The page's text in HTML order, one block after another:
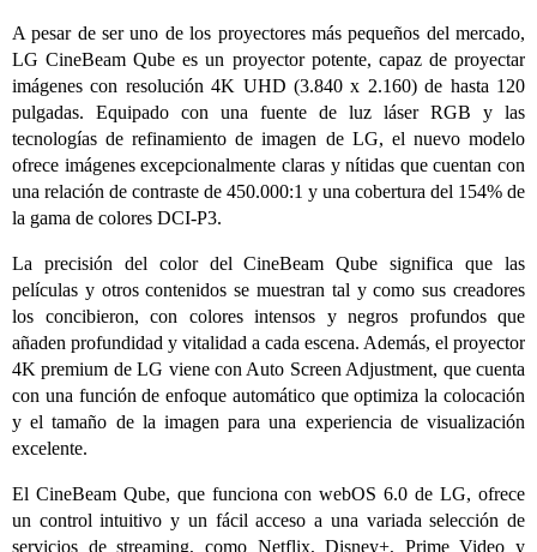
A pesar de ser uno de los proyectores más pequeños del mercado,
LG CineBeam Qube es un proyector potente, capaz de proyectar
imágenes con resolución 4K UHD (3.840 x 2.160) de hasta 120
pulgadas. Equipado con una fuente de luz láser RGB y las
tecnologías de refinamiento de imagen de LG, el nuevo modelo
ofrece imágenes excepcionalmente claras y nítidas que cuentan con
una relación de contraste de 450.000:1 y una cobertura del 154% de
la gama de colores DCI-P3.
La precisión del color del CineBeam Qube significa que las
películas y otros contenidos se muestran tal y como sus creadores
los concibieron, con colores intensos y negros profundos que
añaden profundidad y vitalidad a cada escena. Además, el proyector
4K premium de LG viene con Auto Screen Adjustment, que cuenta
con una función de enfoque automático que optimiza la colocación
y el tamaño de la imagen para una experiencia de visualización
excelente.
El CineBeam Qube, que funciona con webOS 6.0 de LG, ofrece
un control intuitivo y un fácil acceso a una variada selección de
servicios de streaming, como Netflix, Disney+, Prime Video y